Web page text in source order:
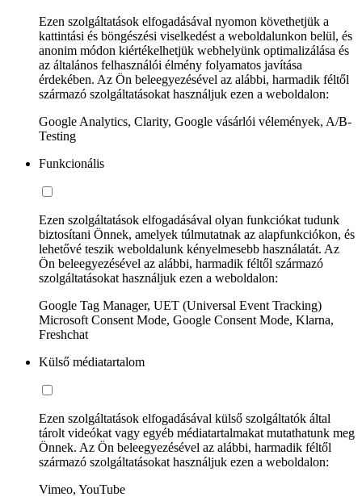
Ezen szolgáltatások elfogadásával nyomon követhetjük a
kattintási és böngészési viselkedést a weboldalunkon belül, és
anonim módon kiértékelhetjük webhelyünk optimalizálása és
az általános felhasználói élmény folyamatos javítása
érdekében. Az Ön beleegyezésével az alábbi, harmadik féltől
származó szolgáltatásokat használjuk ezen a weboldalon:
Google Analytics, Clarity, Google vásárlói vélemények, A/B-
Testing
Funkcionális
Ezen szolgáltatások elfogadásával olyan funkciókat tudunk
biztosítani Önnek, amelyek túlmutatnak az alapfunkciókon, és
lehetővé teszik weboldalunk kényelmesebb használatát. Az
Ön beleegyezésével az alábbi, harmadik féltől származó
szolgáltatásokat használjuk ezen a weboldalon:
Google Tag Manager, UET (Universal Event Tracking)
Microsoft Consent Mode, Google Consent Mode, Klarna,
Freshchat
Külső médiatartalom
Ezen szolgáltatások elfogadásával külső szolgáltatók által
tárolt videókat vagy egyéb médiatartalmakat mutathatunk meg
Önnek. Az Ön beleegyezésével az alábbi, harmadik féltől
származó szolgáltatásokat használjuk ezen a weboldalon:
Vimeo, YouTube